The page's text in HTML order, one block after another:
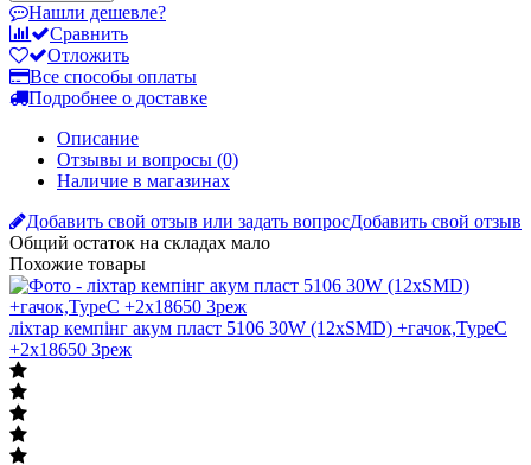
Нашли дешевле?
Сравнить
Отложить
Все способы оплаты
Подробнее о доставке
Описание
Отзывы и вопросы (0)
Наличие в магазинах
Добавить свой отзыв или задать вопросДобавить свой отзыв
Общий остаток на складах мало
Похожие товары
ліхтар кемпінг акум пласт 5106 30W (12xSMD) +гачок,TypeC
+2х18650 3реж